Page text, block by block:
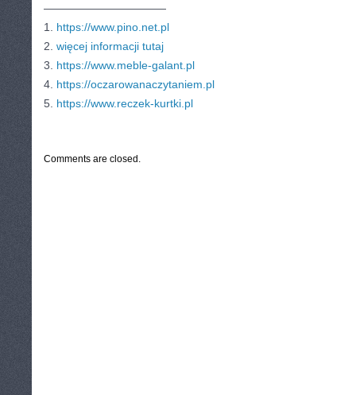
———————————
1. https://www.pino.net.pl
2. więcej informacji tutaj
3. https://www.meble-galant.pl
4. https://oczarowanaczytaniem.pl
5. https://www.reczek-kurtki.pl
Comments are closed.